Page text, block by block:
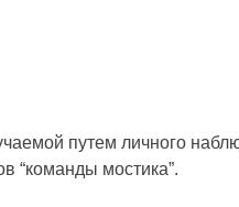
путем личного
“команды мостика”.